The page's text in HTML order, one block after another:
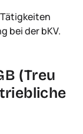
bei der bKV.
(Treu